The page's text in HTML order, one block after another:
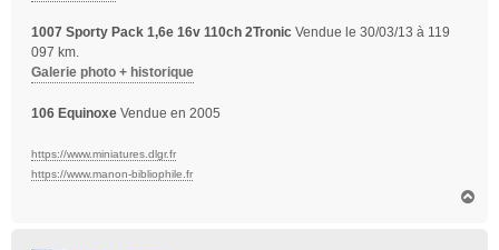
1007 Sporty Pack 1,6e 16v 110ch 2Tronic Vendue le 30/03/13 à 119
097 km.
Galerie photo + historique
106 Equinoxe Vendue en 2005
https://www.miniatures.dlgr.fr
https://www.manon-bibliophile.fr